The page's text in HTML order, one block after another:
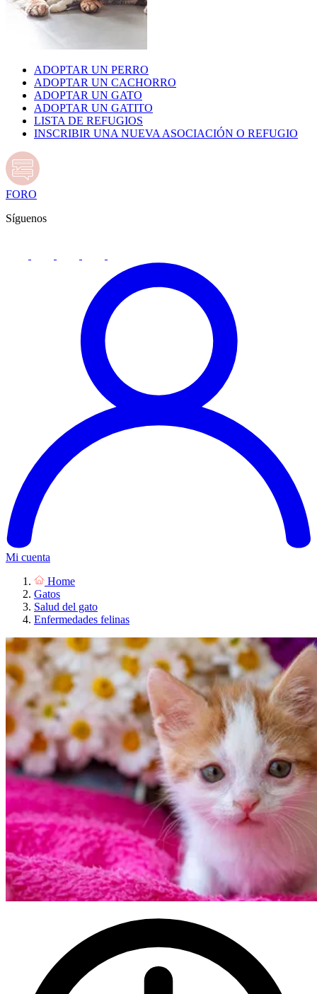
ADOPTAR UN PERRO
ADOPTAR UN CACHORRO
ADOPTAR UN GATO
ADOPTAR UN GATITO
LISTA DE REFUGIOS
INSCRIBIR UNA NUEVA ASOCIACIÓN O REFUGIO
FORO
Síguenos
Mi cuenta
Home
Gatos
Salud del gato
Enfermedades felinas